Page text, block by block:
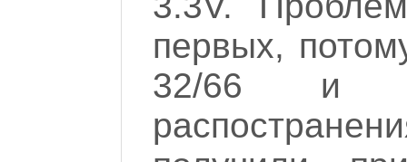
первых,
32/66 и